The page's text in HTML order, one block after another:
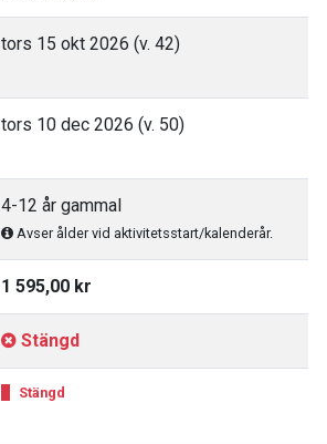
tors 15 okt 2026 (v. 42)
tors 10 dec 2026 (v. 50)
4-12 år gammal
Avser ålder vid aktivitetsstart/kalenderår.
1 595,00 kr
Stängd
Stängd